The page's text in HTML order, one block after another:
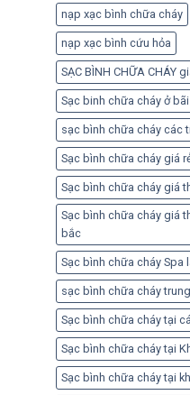
nạp xạc bình chữa cháy
nạp xạc bình cứu hỏa
SẠC BÌNH CHỮA CHÁY
Sạc binh chữa cháy ở
sạc bình chữa cháy các
Sạc bình chữa cháy giá
Sạc bình chữa cháy giá
Sạc bình chữa cháy giá
bắc
Sạc bình chữa cháy Spa
sạc bình chữa cháy
Sạc bình chữa cháy tại
Sạc bình chữa cháy tại
Sạc bình chữa cháy tại